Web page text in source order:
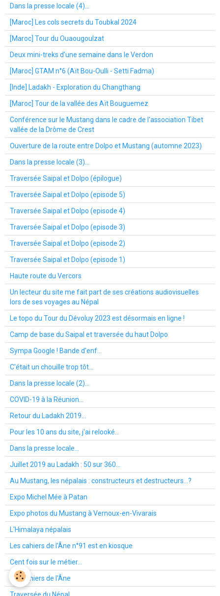
Dans la presse locale (4)...
[Maroc] Les cols secrets du Toubkal 2024
[Maroc] Tour du Ouaougoulzat
Deux mini-treks d'une semaine dans le Verdon
[Maroc] GTAM n°6 (Aït Bou-Oulli - Setti Fadma)
[Inde] Ladakh - Exploration du Changthang
[Maroc] Tour de la vallée des Aït Bouguemez
Conférence sur le Mustang dans le cadre de l'association Tibet
vallée de la Drôme de Crest
Ouverture de la route entre Dolpo et Mustang (automne 2023)
Dans la presse locale (3)...
Traversée Saipal et Dolpo (épilogue)
Traversée Saipal et Dolpo (episode 5)
Traversée Saipal et Dolpo (episode 4)
Traversée Saipal et Dolpo (episode 3)
Traversée Saipal et Dolpo (episode 2)
Traversée Saipal et Dolpo (episode 1)
Haute route du Vercors
Un lecteur du site me fait part de ses créations audiovisuelles
lors de ses voyages au Népal
Le topo du Tour du Dévoluy 2023 est désormais en ligne !
Camp de base du Saipal et traversée du haut Dolpo
Sympa Google ! Bande d'enf...
C'était un chouille trop tôt...
Dans la presse locale (2)...
COVID-19 à la Réunion...
Retour du Ladakh 2019...
Pour les 10 ans du site, j'ai relooké...
Dans la presse locale...
Juillet 2019 au Ladakh : 50 sur 360...
Au Mustang, les népalais : constructeurs et destructeurs...?
Expo Michel Mée à Patan
Expo photos du Mustang à Vernoux-en-Vivarais
L'Himalaya népalais
Les cahiers de l'Âne n°91 est en kiosque
Cent fois sur le métier...
Les cahiers de l'Âne